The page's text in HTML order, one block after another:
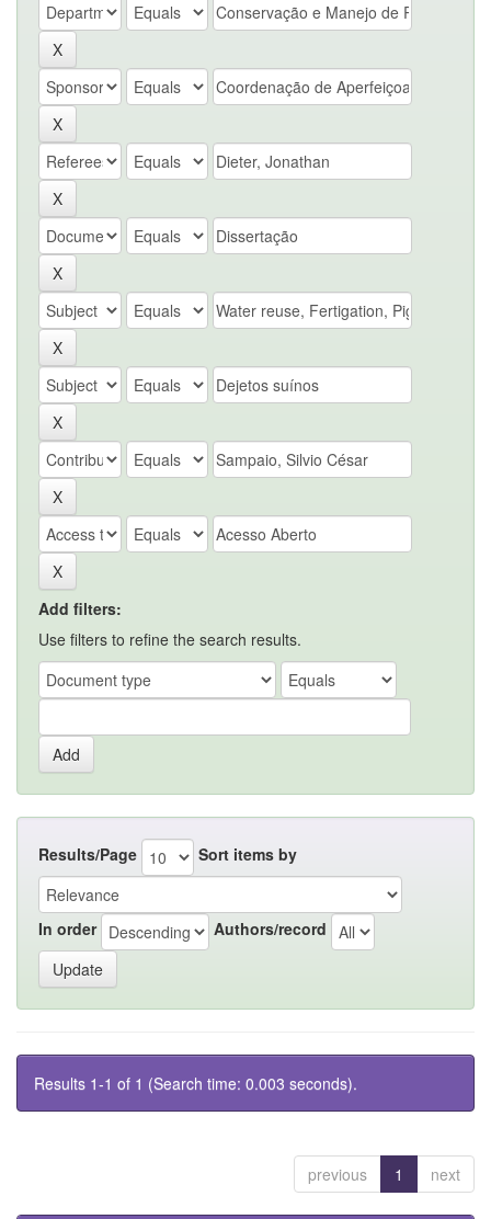
Add filters:
Use filters to refine the search results.
Results/Page Sort items by
In order Authors/record
Results 1-1 of 1 (Search time: 0.003 seconds).
previous 1 next